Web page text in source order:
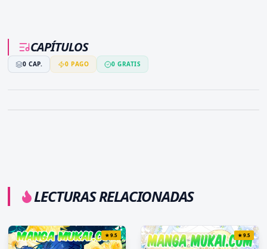
CAPÍTULOS
0 CAP. 0 PAGO 0 GRATIS
LECTURAS RELACIONADAS
★9.5 ★9.5